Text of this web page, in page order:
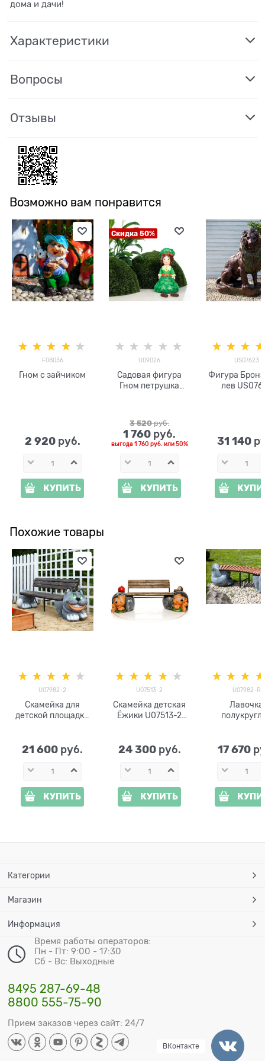
дома и дачи!
Характеристики
Вопросы
Отзывы
Возможно вам понравится
F08036
Гном с зайчиком
2 920 руб.
КУПИТЬ
Скидка 50%
U09026
Садовая фигура
Гном петрушка
3 520 руб.
1 760 руб.
выгода 1 760 руб. или50%
КУПИТЬ
US07623
Фигура
лев
31 140
Похожие товары
U07982-2
Скамейка для
детской площадки
дерево и металл
21 600 руб.
КУПИТЬ
U07513-2
Скамейка детская
Ёжики U07513-2
24 300 руб.
КУПИТЬ
U07982-R
Лавочка
металл,
дерево
17 670
Категории
Магазин
Информация
Время работы операторов:
Пн - Пт: 9:00 - 17:30
Сб - Вс: Выходные
8495 287-69-48
8800 555-75-90
Прием заказов через сайт: 24/7
ВКонтакте